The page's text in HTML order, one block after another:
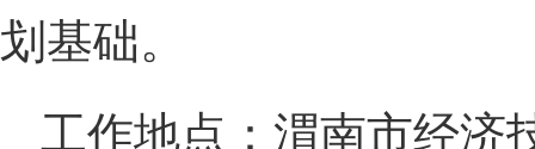
划基础。
工作地点：渭南市经济